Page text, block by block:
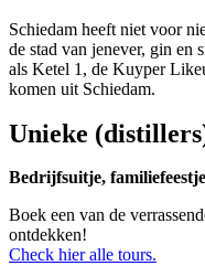
Schiedam heeft niet voor
de stad van jenever, gin en
als Ketel 1, de Kuyper
komen uit Schiedam.
Unieke
Bedrijfsuitje,
Boek een van de
ontdekken!
Check hier alle tours.